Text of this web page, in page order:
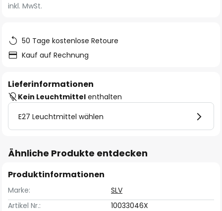
springen
inkl. MwSt.
50 Tage kostenlose Retoure
Kauf auf Rechnung
Lieferinformationen
Kein Leuchtmittel enthalten
E27 Leuchtmittel wählen
Ähnliche Produkte entdecken
Produktinformationen
Marke:
SLV
Artikel Nr.:
10033046X